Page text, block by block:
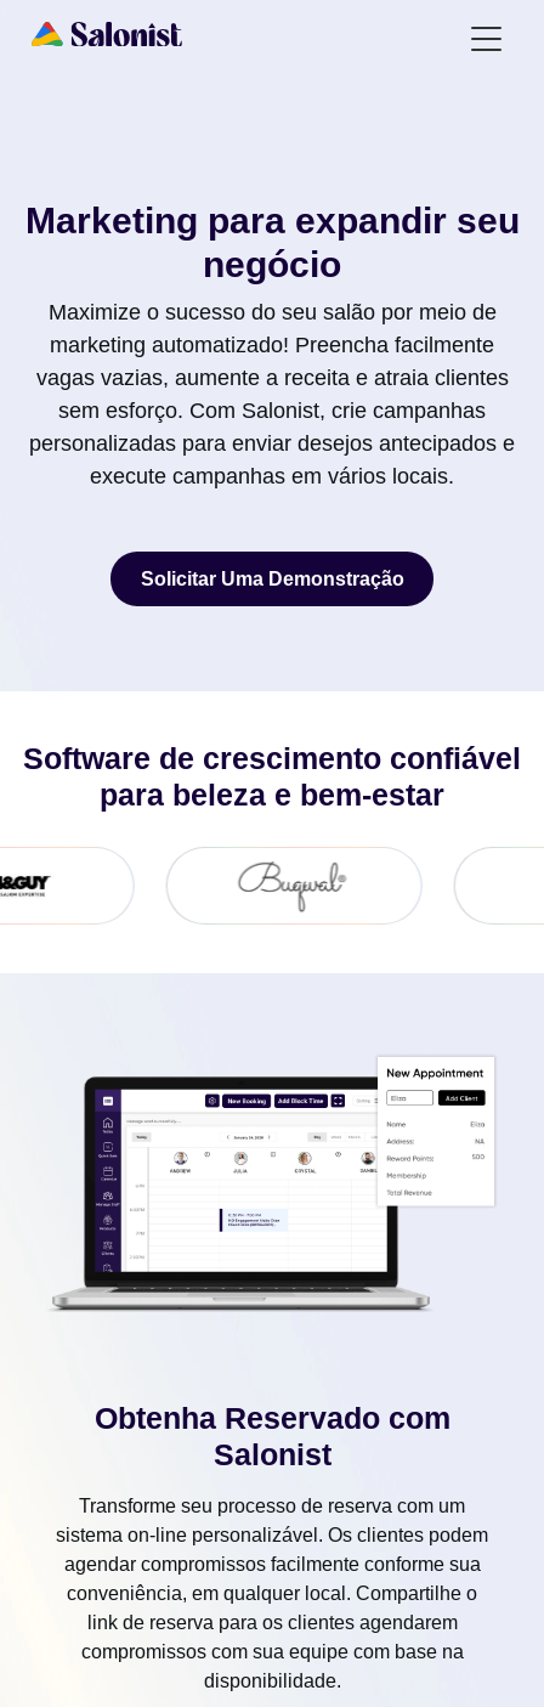
Marketing para expandir seu
negócio
Maximize o sucesso do seu salão por meio de
marketing automatizado! Preencha facilmente
vagas vazias, aumente a receita e atraia clientes
sem esforço. Com Salonist, crie campanhas
personalizadas para enviar desejos antecipados e
execute campanhas em vários locais.
Solicitar Uma Demonstração
Software de crescimento confiável
para beleza e bem-estar
Obtenha Reservado com
Salonist
Transforme seu processo de reserva com um
sistema on-line personalizável. Os clientes podem
agendar compromissos facilmente conforme sua
conveniência, em qualquer local. Compartilhe o
link de reserva para os clientes agendarem
compromissos com sua equipe com base na
disponibilidade.